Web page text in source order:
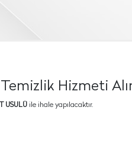
Hizmeti
USULÜ ile ihale yapılacaktır.